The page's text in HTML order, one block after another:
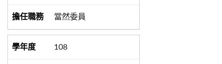
當然委員
108